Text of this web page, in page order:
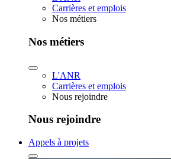
Carrières et emplois
Nos métiers
Nos métiers
L'ANR
Carrières et emplois
Nous rejoindre
Nous rejoindre
Appels à projets